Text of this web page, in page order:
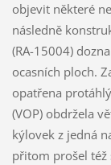
objevit některé
následně
(RA-15004)
ocasních ploch.
opatřena
(VOP) obdržela
kýlovek z jedná
přitom prošel